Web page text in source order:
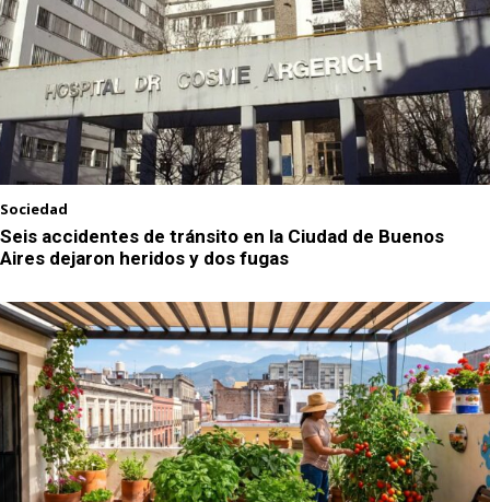
Sociedad
Seis accidentes de tránsito en la Ciudad de Buenos
Aires dejaron heridos y dos fugas